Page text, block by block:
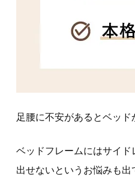
足腰に不安があるとベッ
ベッドフレームにはサイ
出せないというお悩みも出